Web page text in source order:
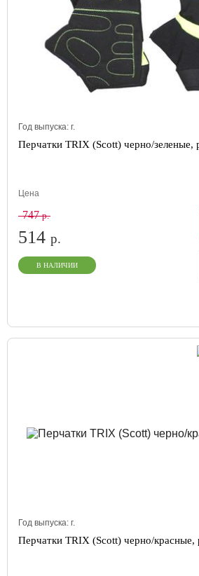
Год выпуска: г.
Перчатки TRIX (Scott) черно/зеленые,
Цена
747р.
514 р.
В НАЛИЧИИ
Год выпуска: г.
Перчатки TRIX (Scott) черно/красные,